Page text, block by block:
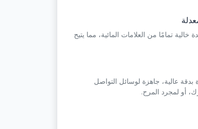
تمامًا من العلامات المائية، مما يتيح
عالية، جاهزة لوسائل التواصل
أو لمجرد المرح.